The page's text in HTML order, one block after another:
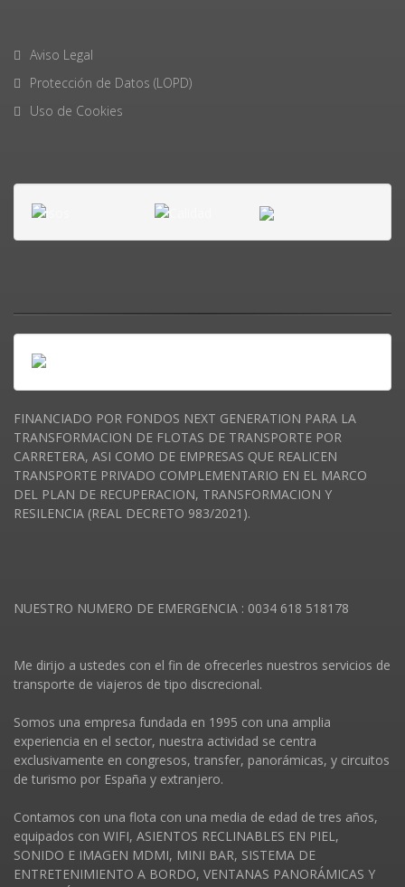
Aviso Legal
Protección de Datos (LOPD)
Uso de Cookies
FINANCIADO POR FONDOS NEXT GENERATION PARA LA
TRANSFORMACION DE FLOTAS DE TRANSPORTE POR
CARRETERA, ASI COMO DE EMPRESAS QUE REALICEN
TRANSPORTE PRIVADO COMPLEMENTARIO EN EL MARCO
DEL PLAN DE RECUPERACION, TRANSFORMACION Y
RESILENCIA (REAL DECRETO 983/2021).
NUESTRO NUMERO DE EMERGENCIA : 0034 618 518178
Me dirijo a ustedes con el fin de ofrecerles nuestros servicios de
transporte de viajeros de tipo discrecional.
Somos una empresa fundada en 1995 con una amplia
experiencia en el sector, nuestra actividad se centra
exclusivamente en congresos, transfer, panorámicas, y circuitos
de turismo por España y extranjero.
Contamos con una flota con una media de edad de tres años,
equipados con WIFI, ASIENTOS RECLINABLES EN PIEL,
SONIDO E IMAGEN MDMI, MINI BAR, SISTEMA DE
ENTRETENIMIENTO A BORDO, VENTANAS PANORÁMICAS Y